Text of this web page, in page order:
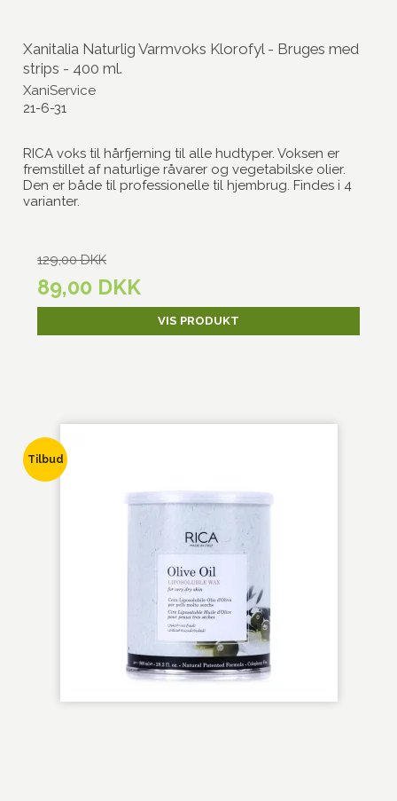
Xanitalia Naturlig Varmvoks Klorofyl - Bruges med
strips - 400 ml.
XaniService
21-6-31
RICA voks til hårfjerning til alle hudtyper. Voksen er
fremstillet af naturlige råvarer og vegetabilske olier.
Den er både til professionelle til hjembrug. Findes i 4
varianter.
129,00 DKK
89,00 DKK
VIS PRODUKT
Tilbud